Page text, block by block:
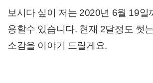
보시다 싶이 저는 2020년 6월 19일
용할수 있습니다. 현재 2달정도 썻
소감을 이야기 드릴게요.